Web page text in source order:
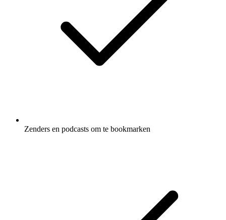
Zenders en podcasts om te bookmarken